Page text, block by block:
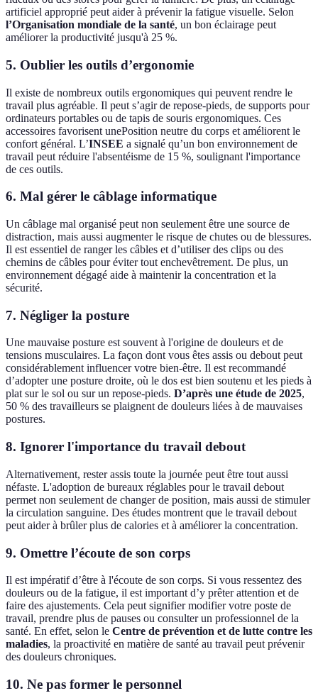
artificiel approprié peut aider à prévenir la fatigue visuelle. Selon
l’Organisation mondiale de la santé, un bon éclairage peut
améliorer la productivité jusqu'à 25 %.
5. Oublier les outils d’ergonomie
Il existe de nombreux outils ergonomiques qui peuvent rendre le
travail plus agréable. Il peut s’agir de repose-pieds, de supports pour
ordinateurs portables ou de tapis de souris ergonomiques. Ces
accessoires favorisent unePosition neutre du corps et améliorent le
confort général. L’INSEE a signalé qu’un bon environnement de
travail peut réduire l'absentéisme de 15 %, soulignant l'importance
de ces outils.
6. Mal gérer le câblage informatique
Un câblage mal organisé peut non seulement être une source de
distraction, mais aussi augmenter le risque de chutes ou de blessures.
Il est essentiel de ranger les câbles et d’utiliser des clips ou des
chemins de câbles pour éviter tout enchevêtrement. De plus, un
environnement dégagé aide à maintenir la concentration et la
sécurité.
7. Négliger la posture
Une mauvaise posture est souvent à l'origine de douleurs et de
tensions musculaires. La façon dont vous êtes assis ou debout peut
considérablement influencer votre bien-être. Il est recommandé
d’adopter une posture droite, où le dos est bien soutenu et les pieds à
plat sur le sol ou sur un repose-pieds. D’après une étude de 2025,
50 % des travailleurs se plaignent de douleurs liées à de mauvaises
postures.
8. Ignorer l'importance du travail debout
Alternativement, rester assis toute la journée peut être tout aussi
néfaste. L'adoption de bureaux réglables pour le travail debout
permet non seulement de changer de position, mais aussi de stimuler
la circulation sanguine. Des études montrent que le travail debout
peut aider à brûler plus de calories et à améliorer la concentration.
9. Omettre l’écoute de son corps
Il est impératif d’être à l'écoute de son corps. Si vous ressentez des
douleurs ou de la fatigue, il est important d’y prêter attention et de
faire des ajustements. Cela peut signifier modifier votre poste de
travail, prendre plus de pauses ou consulter un professionnel de la
santé. En effet, selon le Centre de prévention et de lutte contre les
maladies, la proactivité en matière de santé au travail peut prévenir
des douleurs chroniques.
10. Ne pas former le personnel